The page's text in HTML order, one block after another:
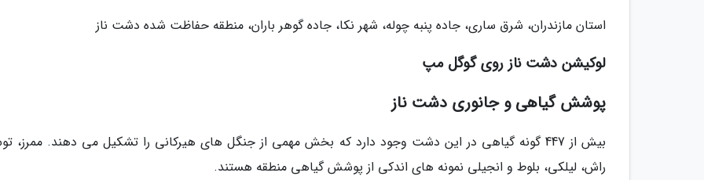
استان مازندران، شرق ساری، جاده پنبه چوله، شهر نکا، جاده گوهر باران، منطقه حفاظت شده دشت ناز
لوکیشن دشت ناز روی گوگل مپ
پوشش گیاهی و جانوری دشت ناز
بیش از 447 گونه گیاهی در این دشت وجود دارد که بخش مهمی از جنگل های هیرکانی را تشکیل می دهند. ممرز،
راش، لیلکی، بلوط و انجیلی نمونه های اندکی از پوشش گیاهی منطقه هستند.